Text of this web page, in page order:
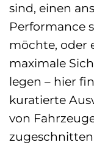
sind, einen
Performance
möchte, oder
maximale
legen – hier
kuratierte
von
zugeschnitten